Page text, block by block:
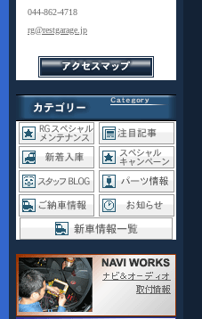
044-862-4718
rg@restgarage.jp